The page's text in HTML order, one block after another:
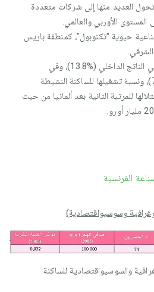
العديد منها إلى شركات متعددة
المستوى الأوربي والعالمي.
حيوية "تكنوبول"، كمنطقة باريس
أهمية مساهمة الصناعة في الناتج الداخلي (%13.8)، وفي
المبادلات التجارية (%7.3)، ونسبة تشغيلها للساكنة النشيطة
احتلالها للمرتبة الثانية بعد ألمانيا من حيث
والسوسيواقتصادية للساكنة